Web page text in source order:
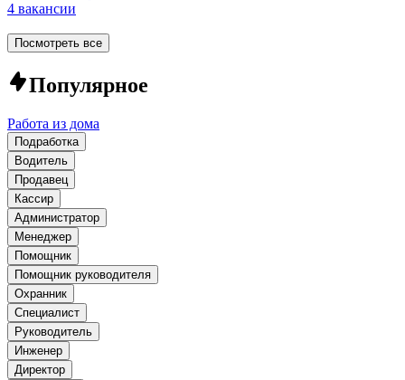
4 вакансии
Посмотреть все
Популярное
Работа из дома
Подработка
Водитель
Продавец
Кассир
Администратор
Менеджер
Помощник
Помощник руководителя
Охранник
Специалист
Руководитель
Инженер
Директор